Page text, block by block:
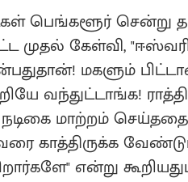
பெங்களூர் சென்று
முதல் கேள்வி, "ஈஸ்வரி
மகளும்
வந்துட்டாங்க!
நடிகை மாற்றம்
வரை காத்திருக்க
என்று